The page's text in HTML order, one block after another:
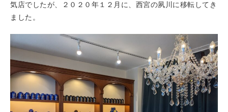
気店でしたが、２０２０年１２月に、西宮の夙川に移転してき
ました。